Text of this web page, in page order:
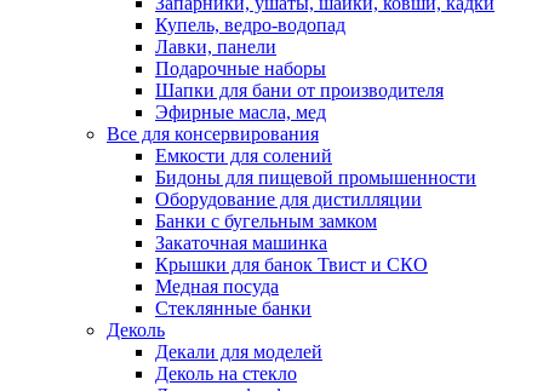
Купель, ведро-водопад
Лавки, панели
Подарочные наборы
Шапки для бани от производителя
Эфирные масла, мед
Все для консервирования
Емкости для солений
Бидоны для пищевой промышенности
Оборудование для дистилляции
Банки с бугельным замком
Закаточная машинка
Крышки для банок Твист и СКО
Медная посуда
Стеклянные банки
Деколь
Декали для моделей
Деколь на стекло